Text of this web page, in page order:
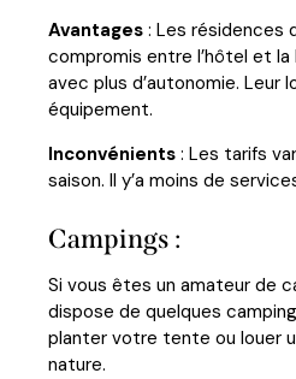
Avantages : Les résidences
compromis entre l’hôtel et
avec plus d’autonomie. Leur
équipement.
Inconvénients : Les tarifs
saison. Il y’a moins de
Campings :
Si vous êtes un amateur de
dispose de quelques
planter votre tente ou louer
nature.